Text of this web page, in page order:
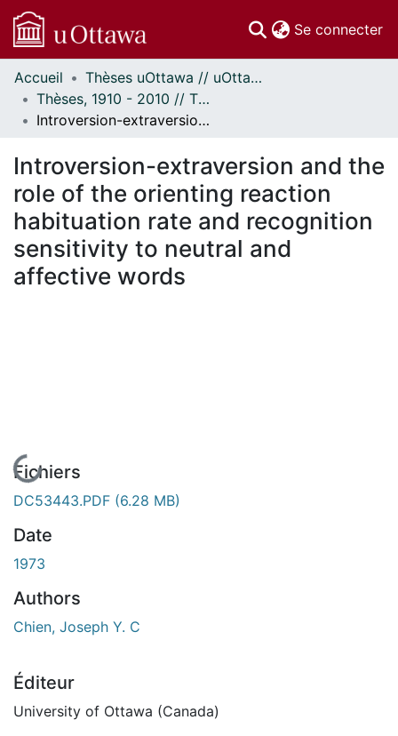
Se connecter
Communautés
et collections
Parcourir
À propos
Accueil
Thèses uOttawa // uOttawa Theses
Thèses, 1910 - 2010 // Theses, 1910 - 2010
Introversion-extraversion and the role of the orienting reaction habituation rate and recognition sensitivity to neutral and affective words
Introversion-extraversion and the
role of the orienting reaction
habituation rate and recognition
sensitivity to neutral and
affective words
En cours de chargement...
Fichiers
DC53443.PDF (6.28 MB)
Date
1973
Authors
Chien, Joseph Y. C
Éditeur
University of Ottawa (Canada)